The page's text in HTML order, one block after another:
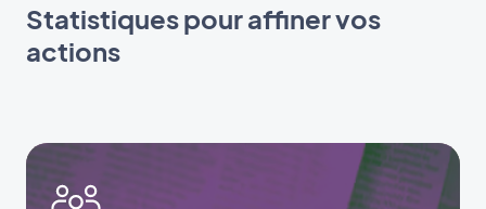
Statistiques pour affiner vos
actions